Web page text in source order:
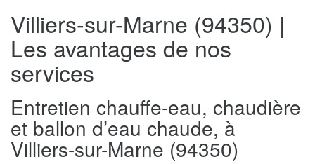
Villiers-sur-Marne (94350) |
Les avantages de nos
services
Entretien chauffe-eau, chaudière
et ballon d’eau chaude, à
Villiers-sur-Marne (94350)